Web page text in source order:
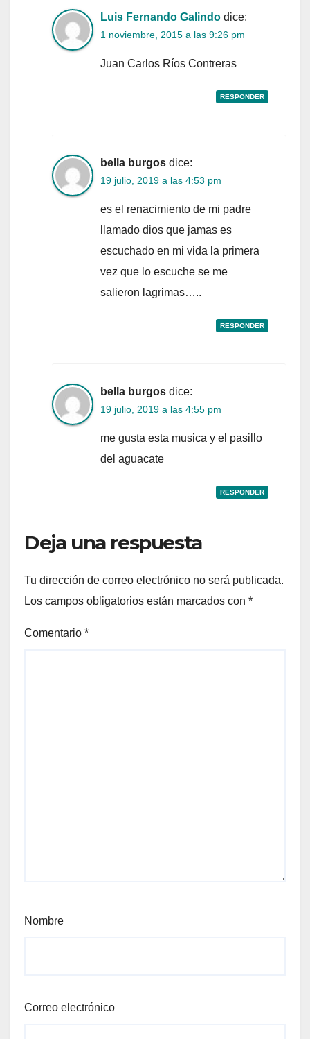
Luis Fernando Galindo dice:
1 noviembre, 2015 a las 9:26 pm
Juan Carlos Ríos Contreras
RESPONDER
bella burgos dice:
19 julio, 2019 a las 4:53 pm
es el renacimiento de mi padre
llamado dios que jamas es
escuchado en mi vida la primera
vez que lo escuche se me
salieron lagrimas…..
RESPONDER
bella burgos dice:
19 julio, 2019 a las 4:55 pm
me gusta esta musica y el pasillo
del aguacate
RESPONDER
Deja una respuesta
Tu dirección de correo electrónico no será publicada.
Los campos obligatorios están marcados con *
Comentario *
Nombre
Correo electrónico